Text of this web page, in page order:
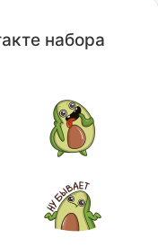
набора